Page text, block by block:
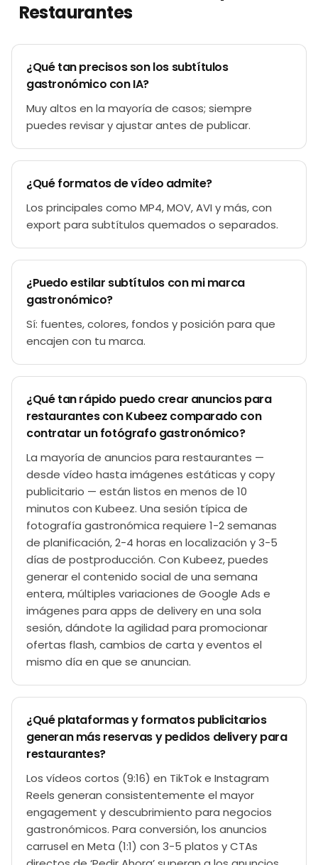
Restaurantes
¿Qué tan precisos son los subtítulos
gastronómico con IA?
Muy altos en la mayoría de casos; siempre
puedes revisar y ajustar antes de publicar.
¿Qué formatos de vídeo admite?
Los principales como MP4, MOV, AVI y más, con
export para subtítulos quemados o separados.
¿Puedo estilar subtítulos con mi marca
gastronómico?
Sí: fuentes, colores, fondos y posición para que
encajen con tu marca.
¿Qué tan rápido puedo crear anuncios para
restaurantes con Kubeez comparado con
contratar un fotógrafo gastronómico?
La mayoría de anuncios para restaurantes —
desde vídeo hasta imágenes estáticas y copy
publicitario — están listos en menos de 10
minutos con Kubeez. Una sesión típica de
fotografía gastronómica requiere 1-2 semanas
de planificación, 2-4 horas en localización y 3-5
días de postproducción. Con Kubeez, puedes
generar el contenido social de una semana
entera, múltiples variaciones de Google Ads e
imágenes para apps de delivery en una sola
sesión, dándote la agilidad para promocionar
ofertas flash, cambios de carta y eventos el
mismo día en que se anuncian.
¿Qué plataformas y formatos publicitarios
generan más reservas y pedidos delivery para
restaurantes?
Los vídeos cortos (9:16) en TikTok e Instagram
Reels generan consistentemente el mayor
engagement y descubrimiento para negocios
gastronómicos. Para conversión, los anuncios
carrusel en Meta (1:1) con 3-5 platos y CTAs